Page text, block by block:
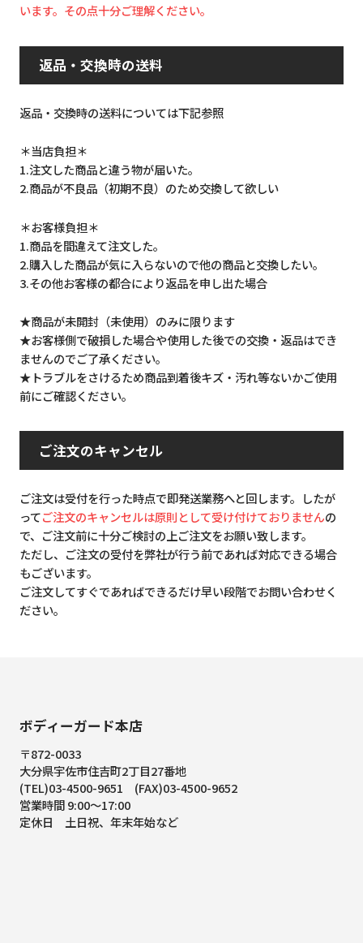
います。その点十分ご理解ください。
返品・交換時の送料
返品・交換時の送料については下記参照
＊当店負担＊
1.注文した商品と違う物が届いた。
2.商品が不良品（初期不良）のため交換して欲しい
＊お客様負担＊
1.商品を間違えて注文した。
2.購入した商品が気に入らないので他の商品と交換したい。
3.その他お客様の都合により返品を申し出た場合
★商品が未開封（未使用）のみに限ります
★お客様側で破損した場合や使用した後での交換・返品はでき
ませんのでご了承ください。
★トラブルをさけるため商品到着後キズ・汚れ等ないかご使用
前にご確認ください。
ご注文のキャンセル
ご注文は受付を行った時点で即発送業務へと回します。したが
ってご注文のキャンセルは原則として受け付けておりませんの
で、ご注文前に十分ご検討の上ご注文をお願い致します。
ただし、ご注文の受付を弊社が行う前であれば対応できる場合
もございます。
ご注文してすぐであればできるだけ早い段階でお問い合わせく
ださい。
ボディーガード本店
〒872-0033
大分県宇佐市住吉町2丁目27番地
(TEL)03-4500-9651 (FAX)03-4500-9652
営業時間 9:00～17:00
定休日 土日祝、年末年始など